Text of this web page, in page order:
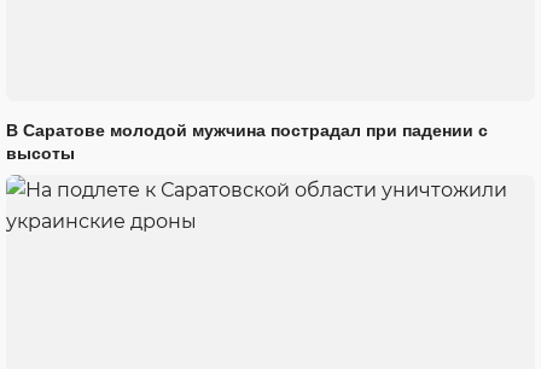
В Саратове молодой мужчина пострадал при падении с
высоты